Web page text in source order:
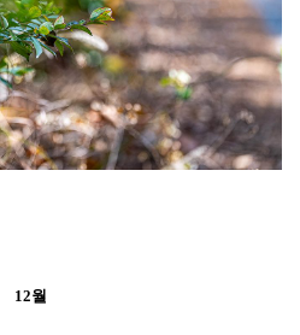
12월